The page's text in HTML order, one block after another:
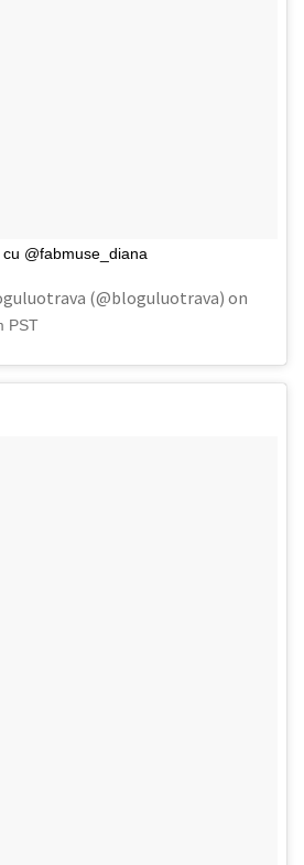
@fabmuse_diana
(@bloguluotrava) on
PST